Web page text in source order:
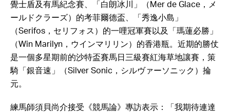
覺士盾及有馬紀念賽、「白朗冰川」（Mer de Glace，メ
ールドクラーズ）的考菲爾德盃、「秀逸小島」
（Serifos，セリフォス）的一哩冠軍賽以及「瑪蓮必勝」
（Win Marilyn，ウインマリリン）的香港瓶。近期的勝仗
是一個多星期前的沙特盃賽馬日三級賽紅海草地讓賽，策
騎「銀音速」（Silver Sonic，シルヴァーソニック）掄
元。
練馬師須貝尚介接受《競馬論》專訪表示：「我期待連達